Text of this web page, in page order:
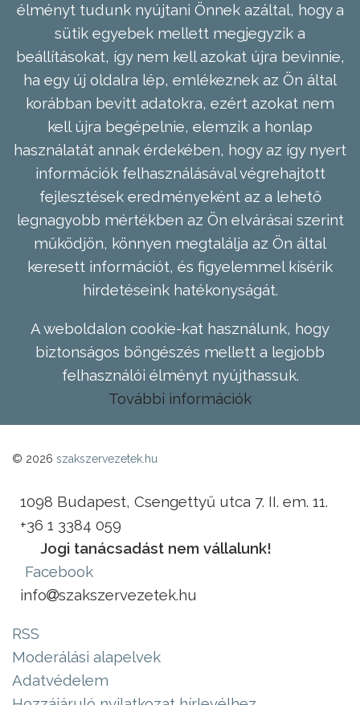
élményt tudunk nyújtani Önnek azáltal, hogy a
sütik egyebek mellett megjegyzik a
beállításokat, így nem kell azokat újra bevinnie,
ha egy új oldalra lép, emlékeznek az Ön által
korábban bevitt adatokra, ezért azokat nem
kell újra begépelnie, elemzik a honlap
használatát annak érdekében, hogy az így nyert
információk felhasználásával végrehajtott
fejlesztések eredményeként az a lehető
legnagyobb mértékben az Ön elvárásai szerint
működjön, könnyen megtalálja az Ön által
keresett információt, és figyelemmel kísérik
hirdetéseink hatékonyságát.
A weboldalon cookie-kat használunk, hogy
biztonságos böngészés mellett a legjobb
felhasználói élményt nyújthassuk.
További információk
© 2026 szakszervezetek.hu
1098 Budapest, Csengettyű utca 7. II. em. 11.
+36 1 3384 059
Jogi tanácsadást nem vállalunk!
Facebook
info
szakszervezetek.hu
RSS
Moderálási alapelvek
Adatvédelem